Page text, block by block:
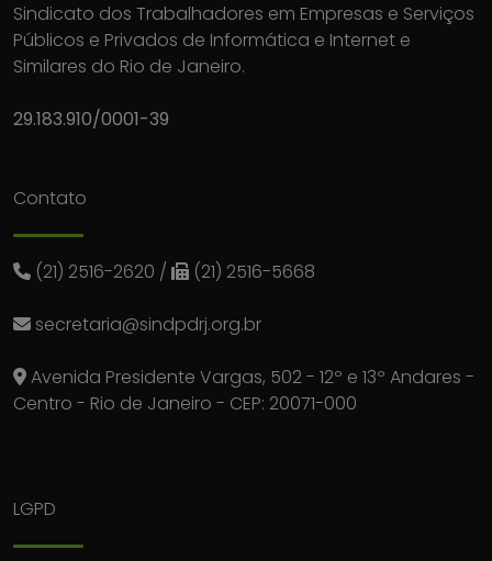
Sindicato dos Trabalhadores em Empresas e Serviços
Públicos e Privados de Informática e Internet e
Similares do Rio de Janeiro.
29.183.910/0001-39
Contato
(21) 2516-2620 / (21) 2516-5668
secretaria@sindpdrj.org.br
Avenida Presidente Vargas, 502 - 12º e 13º Andares -
Centro - Rio de Janeiro - CEP: 20071-000
LGPD